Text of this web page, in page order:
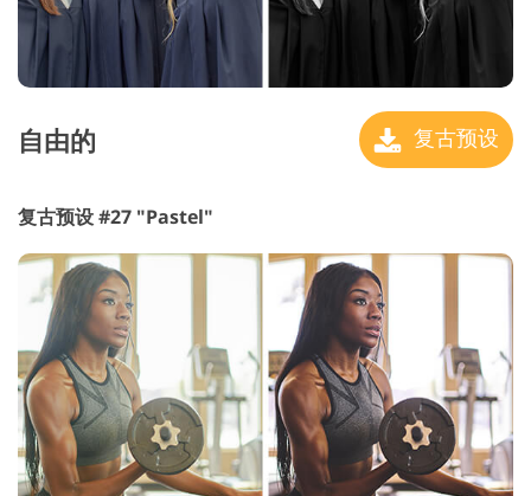
自由的 复古预设
复古预设 #27 "Pastel"